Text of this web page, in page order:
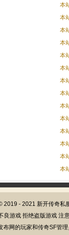
本
本
本
本
本
本
本
本
本
本
本
本
本
本
2019 - 2021 新开传奇私
良游戏 拒绝盗版游戏 注
布网的玩家和传奇SF管